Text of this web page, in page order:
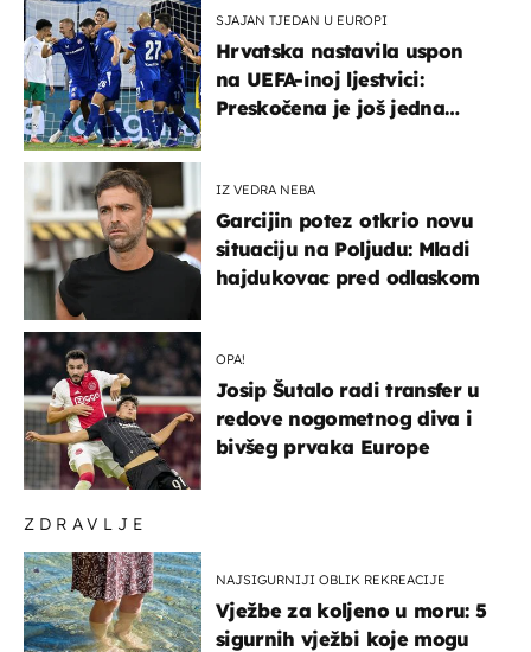
ZDRAVLJE
NAJSIGURNIJI OBLIK REKREACIJE
Vježbe za koljeno u moru: 5
sigurnih vježbi koje mogu
SJAJAN TJEDAN U EUROPI
Hrvatska nastavila uspon
na UEFA-inoj ljestvici:
Preskočena je još jedna
IZ VEDRA NEBA
Garcijin potez otkrio novu
situaciju na Poljudu: Mladi
hajdukovac pred odlaskom
OPA!
Josip Šutalo radi transfer u
redove nogometnog diva i
bivšeg prvaka Europe